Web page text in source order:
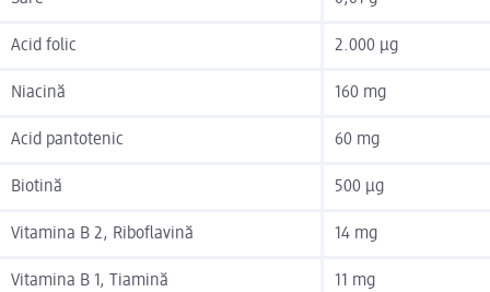
Acid folic 2.000 µg
Niacină 160 mg
Acid pantotenic 60 mg
Biotină 500 µg
Vitamina B 2, Riboflavină 14 mg
Vitamina B 1, Tiamină 11 mg